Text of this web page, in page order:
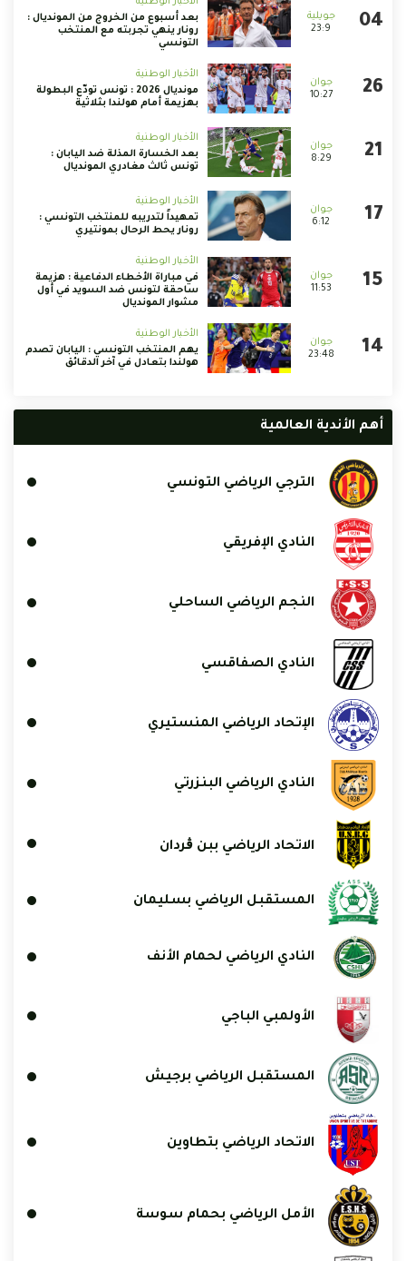
23:9
بعد أسبوع من الخروج من المونديال :
رونار ينهي تجربته مع المنتخب
التونسي
10:27
الأخبار الوطنية
مونديال 2026 : تونس تودّع البطولة
بهزيمة أمام هولندا بثلاثية
8:29
الأخبار الوطنية
بعد الخسارة المذلة ضد اليابان :
تونس ثالث مغادري المونديال
6:12
الأخبار الوطنية
تمهيداً لتدريبه للمنتخب التونسي :
رونار يحط الرحال بمونتيري
11:53
الأخبار الوطنية
في مباراة الأخطاء الدفاعية : هزيمة
ساحقة لتونس ضد السويد في أول
مشوار المونديال
23:48
الأخبار الوطنية
يهم المنتخب التونسي : اليابان تصدم
هولندا بتعادل في آخر الدقائق
أهم الأندية العالمية
الترجي الرياضي التونسي
النادي الإفريقي
النجم الرياضي الساحلي
النادي الصفاقسي
الإتحاد الرياضي المنستيري
النادي الرياضي البنزرتي
الاتحاد الرياضي ببن ڨردان
المستقبل الرياضي بسليمان
النادي الرياضي لحمام الأنف
الأولمبي الباجي
المستقبل الرياضي برجيش
الاتحاد الرياضي بتطاوين
الأمل الرياضي بحمام سوسة